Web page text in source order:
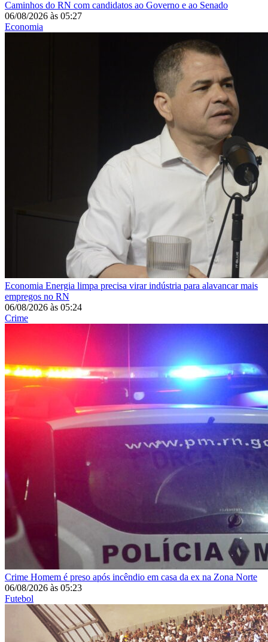
Caminhos do RN com candidatos ao Governo e ao Senado
06/08/2026 às 05:27
Economia
Economia Energia limpa precisa virar indústria para alavancar mais
empregos no RN
06/08/2026 às 05:24
Crime
Crime Homem é preso após incêndio em casa da ex na Zona Norte
06/08/2026 às 05:23
Futebol